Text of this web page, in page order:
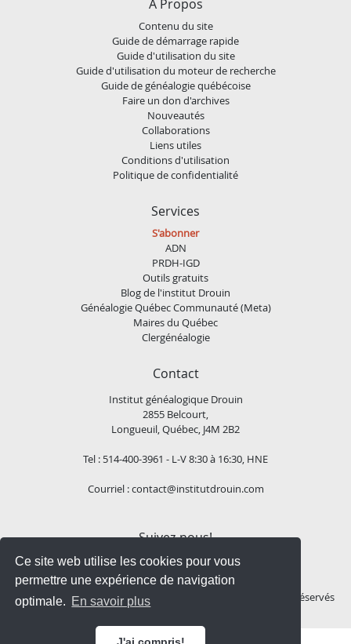
Ce site web utilise les cookies pour vous
permettre une expérience de navigation
optimale. En savoir plus
À Propos
Contenu du site
Guide de démarrage rapide
Guide d'utilisation du site
Guide d'utilisation du moteur de recherche
Guide de généalogie québécoise
Faire un don d'archives
Nouveautés
Collaborations
Liens utiles
Conditions d'utilisation
Politique de confidentialité
Services
S'abonner
ADN
PRDH-IGD
Outils gratuits
Blog de l'institut Drouin
Généalogie Québec Communauté (Meta)
Maires du Québec
Clergénéalogie
Contact
Institut généalogique Drouin
2855 Belcourt,
Longueuil, Québec, J4M 2B2
Tel : 514-400-3961 - L-V 8:30 à 16:30, HNE
Courriel :contact@institutdrouin.com
Suivez-nous!
Copyright 2026 Institut généalogique Drouin, Tous droits réservés